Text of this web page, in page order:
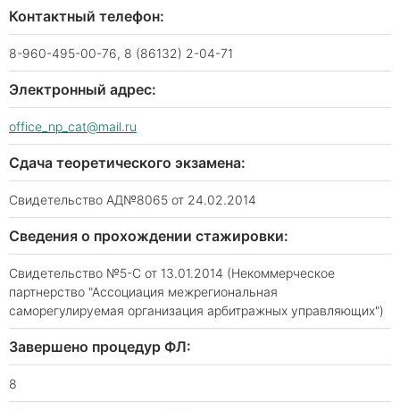
Контактный телефон:
8-960-495-00-76, 8 (86132) 2-04-71
Электронный адрес:
office_np_cat@mail.ru
Сдача теоретического экзамена:
Свидетельство АД№8065 от 24.02.2014
Сведения о прохождении стажировки:
Свидетельство №5-С от 13.01.2014 (Некоммерческое
партнерство "Ассоциация межрегиональная
саморегулируемая организация арбитражных управляющих")
Завершено процедур ФЛ:
8